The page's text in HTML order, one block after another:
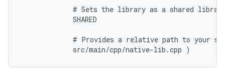
# Sets the library as a shared
             SHARED
# Provides a relative path to your